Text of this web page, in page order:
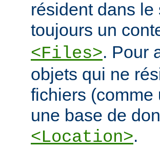
résident dans
toujours un
<Files>. Pour
objets qui ne
fichiers (comme
une base de
<Location>.